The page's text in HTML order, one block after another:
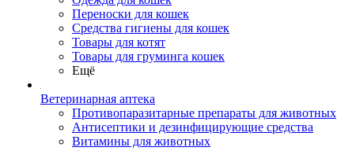
Переноски для кошек
Средства гигиены для кошек
Товары для котят
Товары для груминга кошек
Ещё
Ветеринарная аптека
Противопаразитарные препараты для животных
Антисептики и дезинфицирующие средства
Витамины для животных